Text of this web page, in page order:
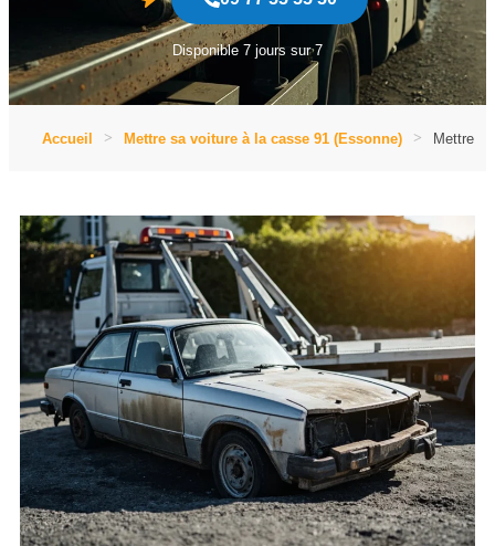
Disponible 7 jours sur 7
Accueil Mettre sa voiture à la casse 91 (Essonne) Mettre